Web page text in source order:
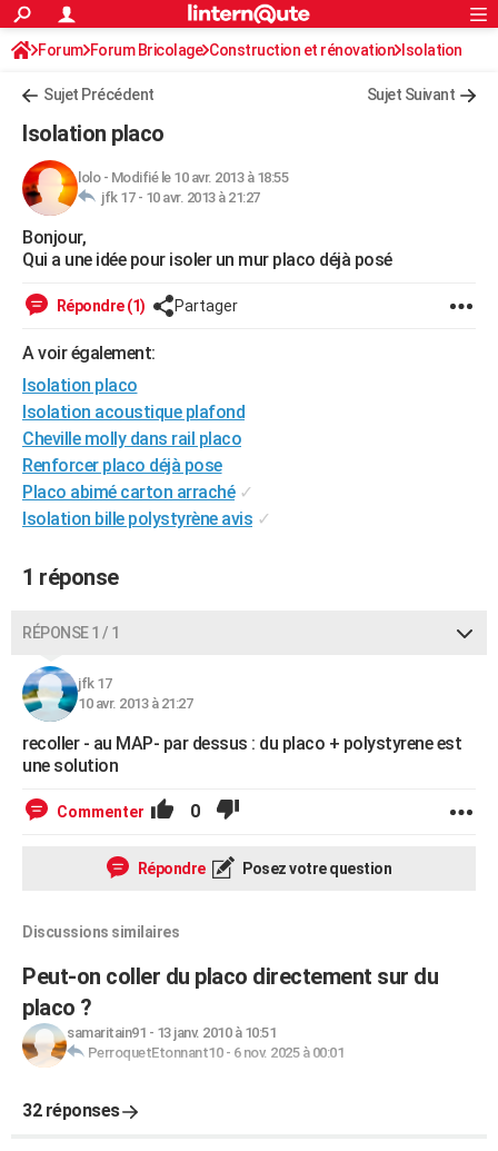
ACTUALITÉS
Politique
Société
Faits Divers
Education
Monde
Villes
+
FINANCE
Retraite
Impôts
Epargne
Immobilier
Risques naturels par ville
Banque
Assurance
Crédit
AUTO
Essais
Réserver un essai
Citadines
Berlines
SUV
Forum auto
+HIGH-TECH
Mobiles
Meilleur smartphone
Internet
Ordinateurs
Jeux vidéo
Guide high-tech
BRICOLAGE
WEEK-END
Guides de France
Escapades
Patrimoine
Expositions
Musées
Week-end nature
+LIFESTYLE
Art de vivre
Bien-être
Loisirs
ModeModes de vie
SANTE
Alimentation
Guide de la santé
Maladies
Médicaments
Sommeil
Destinations
City break
Voyage nature
Voyage de noces
Forum
Climat
PHOTO
GUIDES D'ACHAT
Carte de Noël
Carte Bonne année
Carte Saint-Valentin
Carte Pâques
Carte d'anniversaire
DICTIONNAIRE
Dictionnaire
Biographies
Citations
Expressions
Proverbes
PROGRAMME TV
COPAINS D'AVANT
Bricolage
Lifestyle
Culture
Sport
Auto
Television
Voyage
Cinema
Rechercher
S'inscrire
Connexion
Forum Forum Bricolage Construction et rénovation Isolation
Sujet Précédent Sujet Suivant
Isolation placo
lolo- Modifié le 10 avr. 2013 à 18:55
jfk 17 - 10 avr. 2013 à 21:27
Bonjour,
Qui a une idée pour isoler un mur placo déjà posé
Répondre (1) Partager
A voir également:
Isolation placo
Isolation acoustique plafond
Cheville molly dans rail placo
Renforcer placo déjà pose
Placo abimé carton arraché ✓
Isolation bille polystyrène avis ✓
1 réponse
RÉPONSE 1 / 1
jfk 17
10 avr. 2013 à 21:27
recoller - au MAP- par dessus : du placo + polystyrene est
une solution
Commenter 0
Répondre Posez votre question
Discussions similaires
Peut-on coller du placo directement sur du
placo ?
samaritain91 - 13 janv. 2010 à 10:51
PerroquetEtonnant10- 6 nov. 2025 à 00:01
32 réponses